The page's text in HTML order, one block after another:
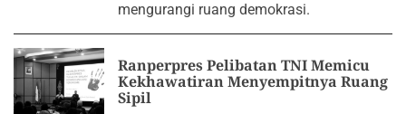
mengurangi ruang demokrasi.
Ranperpres Pelibatan TNI Memicu
Kekhawatiran Menyempitnya Ruang
Sipil